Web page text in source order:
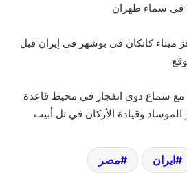
في سماء طهران
ميناء كانكان في بوشهر في إيران قبل
مع سماع دوي انفجار في محيط قاعدة
وقيادة الأركان في تل أبيب
ايران مصر